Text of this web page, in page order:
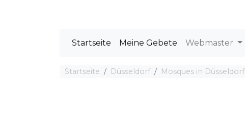
Startseite Meine Gebete Webmaster
Startseite Düsseldorf Mosques in Düsseldorf